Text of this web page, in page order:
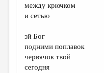
МАЛАЯ ПРОЗА
ЛИТЕРАТУРОВЕДЕНИЕ
КУЛЬТУРОВЕДЕНИЕ
между крючком
и сетью
эй Бог
подними поплавок
червячок твой
сегодня